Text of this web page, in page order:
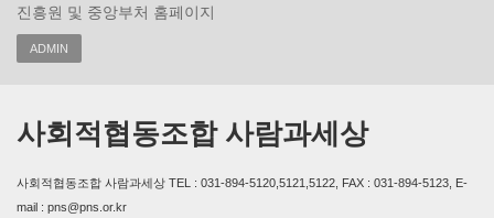
진흥원 및 중앙부처 홈페이지
ADMIN
사회적협동조합 사람과세상
사회적협동조합 사람과세상 TEL : 031-894-5120,5121,5122, FAX : 031-894-5123, E-
mail : pns@pns.or.kr